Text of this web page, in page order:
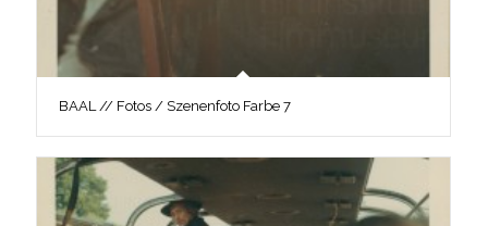
BAAL // Fotos / Szenenfoto Farbe 7